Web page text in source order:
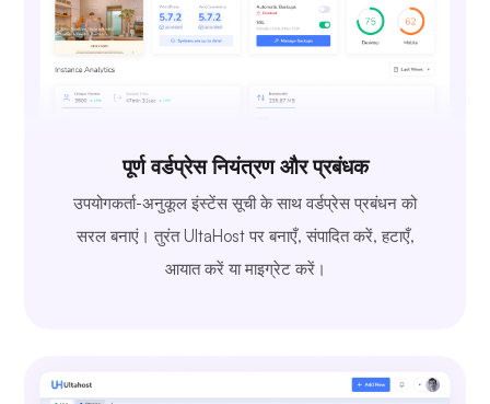
पूर्ण वर्डप्रेस नियंत्रण और प्रबंधक
उपयोगकर्ता-अनुकूल इंस्टेंस सूची के साथ वर्डप्रेस प्रबंधन को
सरल बनाएं। तुरंत UltaHost पर बनाएँ, संपादित करें, हटाएँ,
आयात करें या माइग्रेट करें।